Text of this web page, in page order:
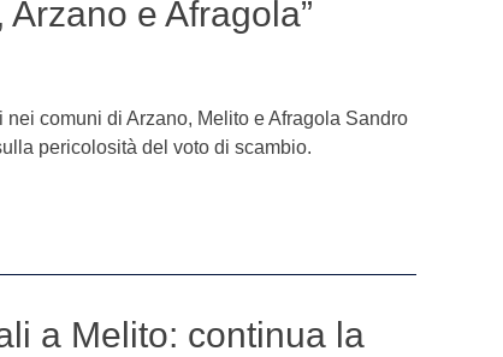
e Afragola”
comuni di Arzano, Melito e Afragola Sandro
pericolosità del voto di scambio.
a Melito: continua la